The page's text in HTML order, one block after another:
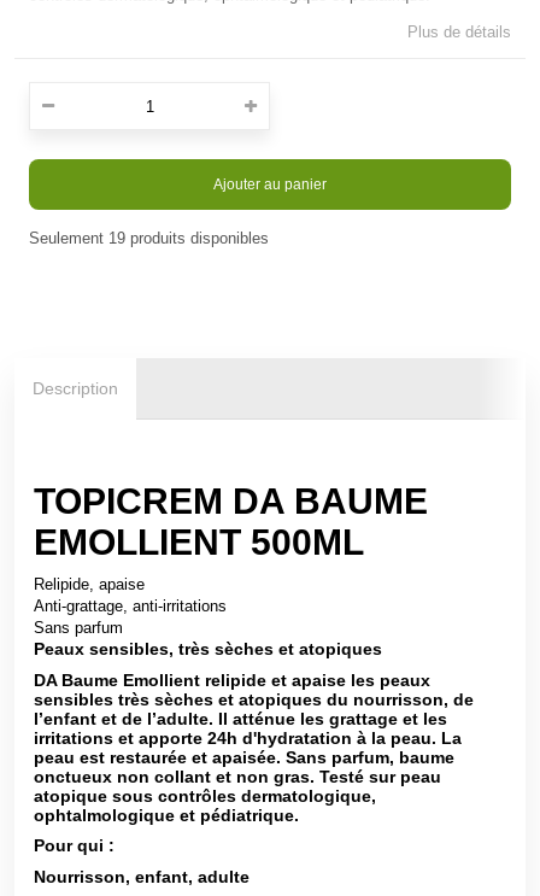
Plus de détails
Ajouter au panier
Seulement 19 produits disponibles
Description
TOPICREM DA BAUME
EMOLLIENT 500ML
Relipide, apaise
Anti-grattage, anti-irritations
Sans parfum
Peaux sensibles, très sèches et atopiques
DA Baume Emollient relipide et apaise les peaux
sensibles très sèches et atopiques du nourrisson, de
l’enfant et de l’adulte. Il atténue les grattage et les
irritations et apporte 24h d'hydratation à la peau. La
peau est restaurée et apaisée. Sans parfum, baume
onctueux non collant et non gras. Testé sur peau
atopique sous contrôles dermatologique,
ophtalmologique et pédiatrique.
Pour qui :
Nourrisson, enfant, adulte